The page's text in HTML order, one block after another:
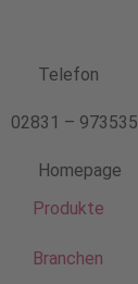
Telefon
02831 –
Homepage
Produkte
Branchen